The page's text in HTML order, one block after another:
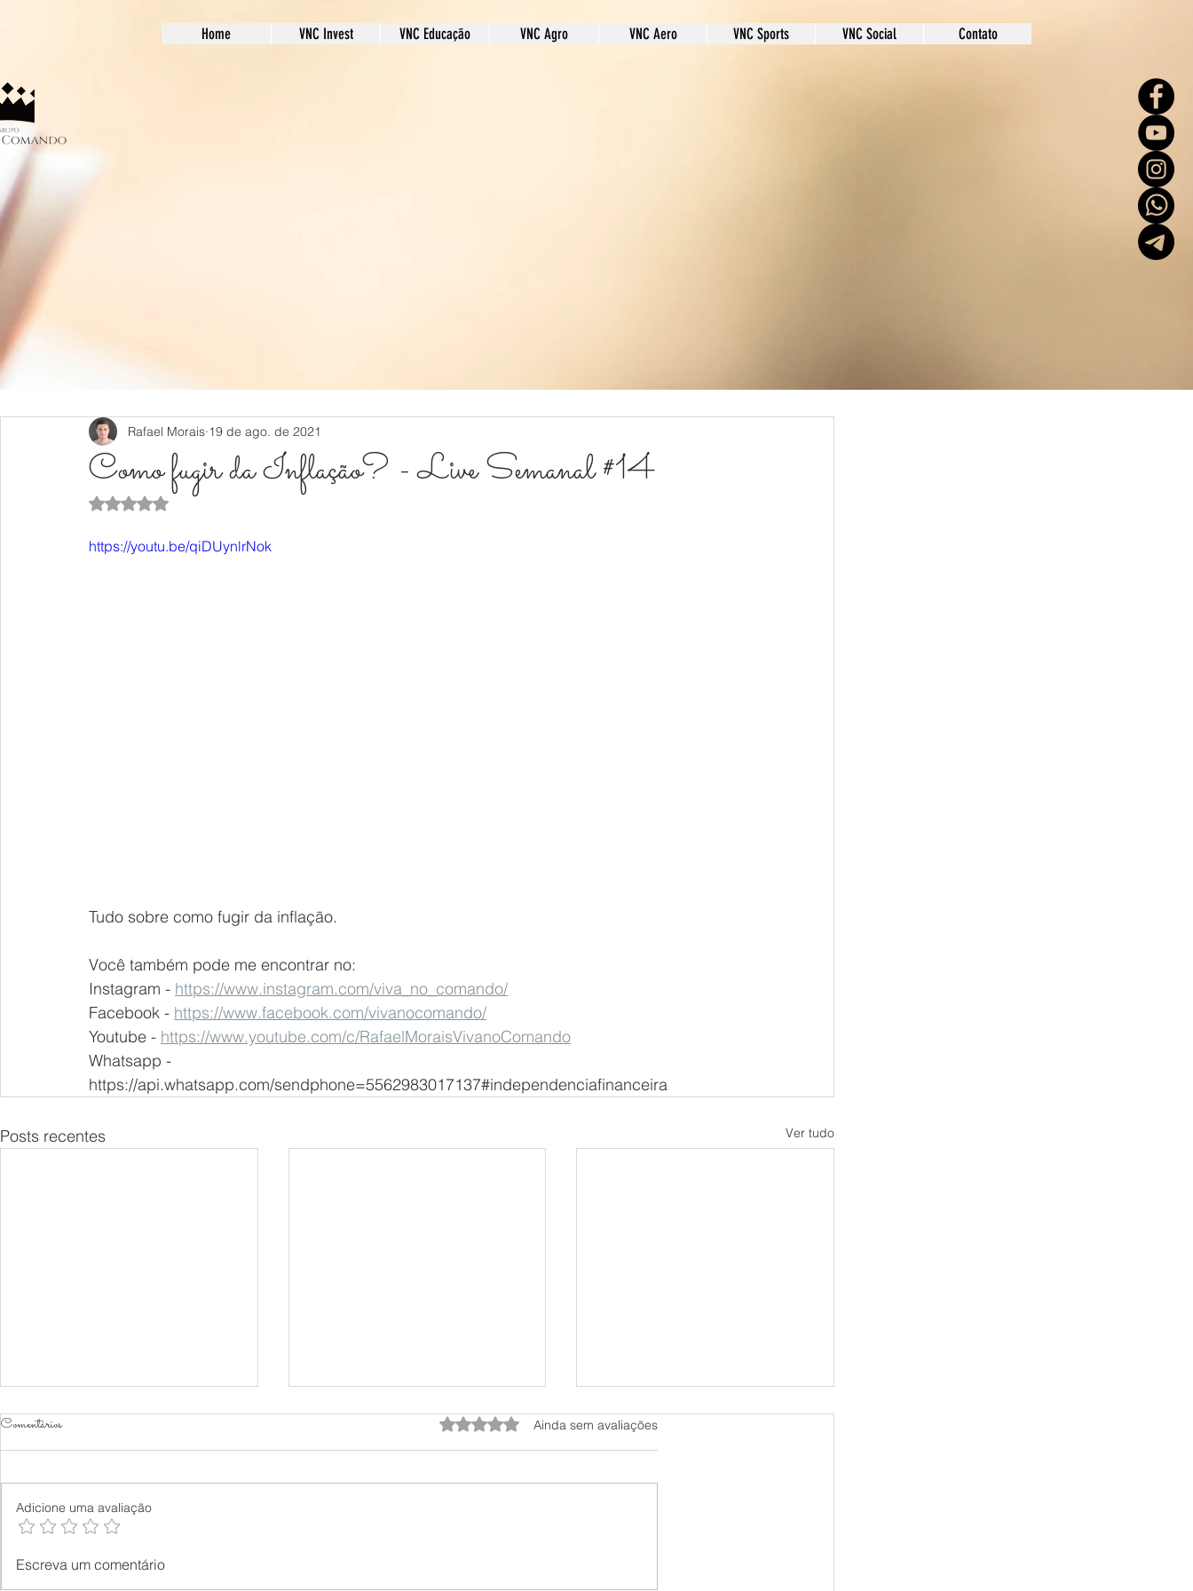
Home VNC Invest VNC Educação VNC Agro VNC Aero VNC Sports VNC Social Contato
Como fugir da Inflação? - Live Semanal #14
Rafael Morais 19 de ago. de 2021
Avaliado com NaN de 5 estrelas.
https://youtu.be/qiDUynlrNok
Tudo sobre como fugir da inflação.
Você também pode me encontrar no:
Instagram - https://www.instagram.com/viva_no_comando/
Facebook - https://www.facebook.com/vivanocomando/
Youtube - https://www.youtube.com/c/RafaelMoraisVivanoComando
Whatsapp -
https://api.whatsapp.com/sendphone=5562983017137#independenciafinanceira
Posts recentes Ver tudo
Como não perder dinheiro com as
Comentários Avaliado com 0 de 5 estrelas.
Ainda sem avaliações
Adicione uma avaliação
Escreva um comentário